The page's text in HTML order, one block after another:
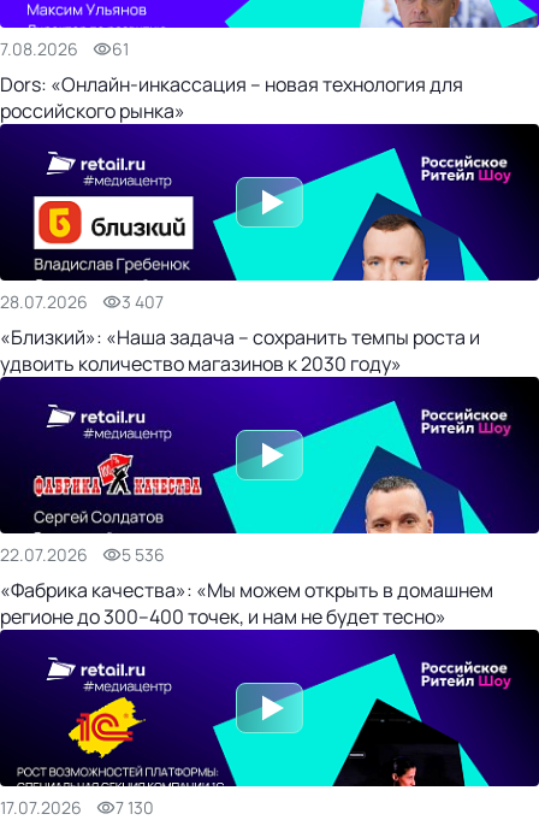
7.08.2026 61
Dors: «Онлайн-инкассация – новая технология для
российского рынка»
28.07.2026 3 407
«Близкий»: «Наша задача – сохранить темпы роста и
удвоить количество магазинов к 2030 году»
22.07.2026 5 536
«Фабрика качества»: «Мы можем открыть в домашнем
регионе до 300–400 точек, и нам не будет тесно»
17.07.2026 7 130